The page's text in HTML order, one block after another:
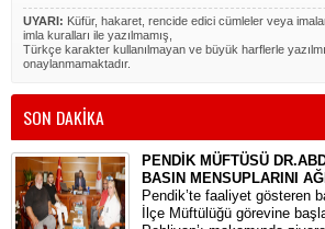
UYARI: Küfür, hakaret, rencide edici cümleler veya
imla kuralları ile yazılmamış,
Türkçe karakter kullanılmayan ve büyük harflerle
onaylanmamaktadır.
SON DAKİKA
PENDİK MÜFTÜSÜ
BASIN MENSUPLARINI
​Pendik’te faaliyet gösteren
İlçe Müftülüğü görevine